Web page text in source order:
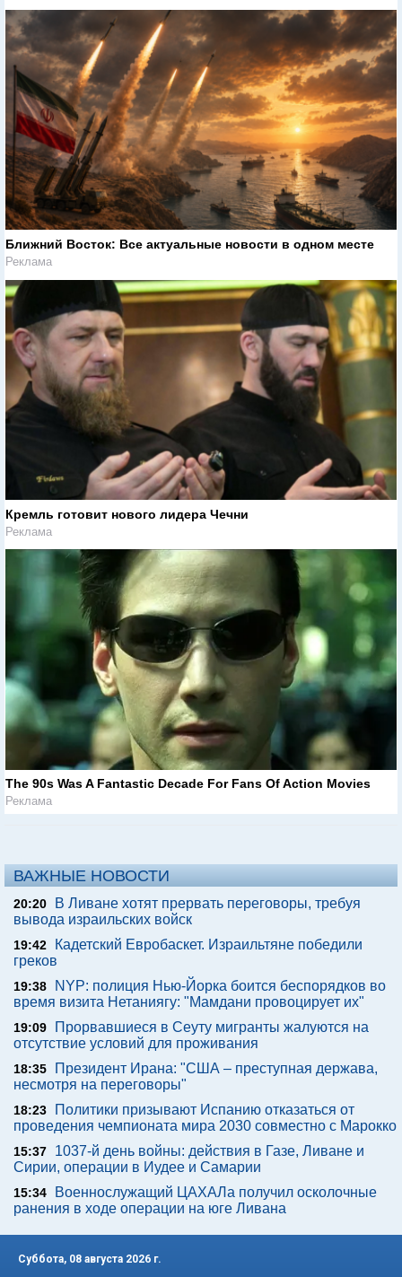
Ближний Восток: Все актуальные новости в одном месте
Реклама
Кремль готовит нового лидера Чечни
Реклама
The 90s Was A Fantastic Decade For Fans Of Action Movies
Реклама
ВАЖНЫЕ НОВОСТИ
20:20
В Ливане хотят прервать переговоры, требуя
вывода израильских войск
19:42
Кадетский Евробаскет. Израильтяне победили
греков
19:38
NYP: полиция Нью-Йорка боится беспорядков во
время визита Нетаниягу: "Мамдани провоцирует их"
19:09
Прорвавшиеся в Сеуту мигранты жалуются на
отсутствие условий для проживания
18:35
Президент Ирана: "США – преступная держава,
несмотря на переговоры"
18:23
Политики призывают Испанию отказаться от
проведения чемпионата мира 2030 совместно с Марокко
15:37
1037-й день войны: действия в Газе, Ливане и
Сирии, операции в Иудее и Самарии
15:34
Военнослужащий ЦАХАЛа получил осколочные
ранения в ходе операции на юге Ливана
Суббота, 08 августа 2026 г.